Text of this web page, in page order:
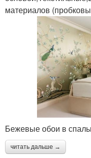
материалов
Бежевые обои в
читать дальше →